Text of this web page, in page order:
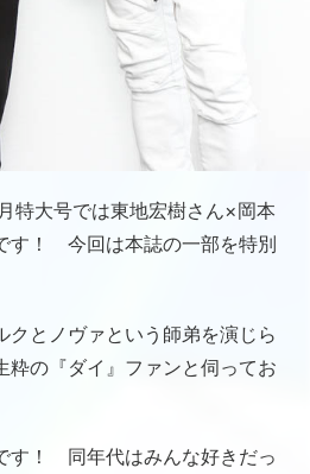
特大号では東地宏樹さん×岡本
す！ 今回は本誌の一部を特別
とノヴァという師弟を演じら
粋の『ダイ』ファンと伺ってお
！ 同年代はみんな好きだっ